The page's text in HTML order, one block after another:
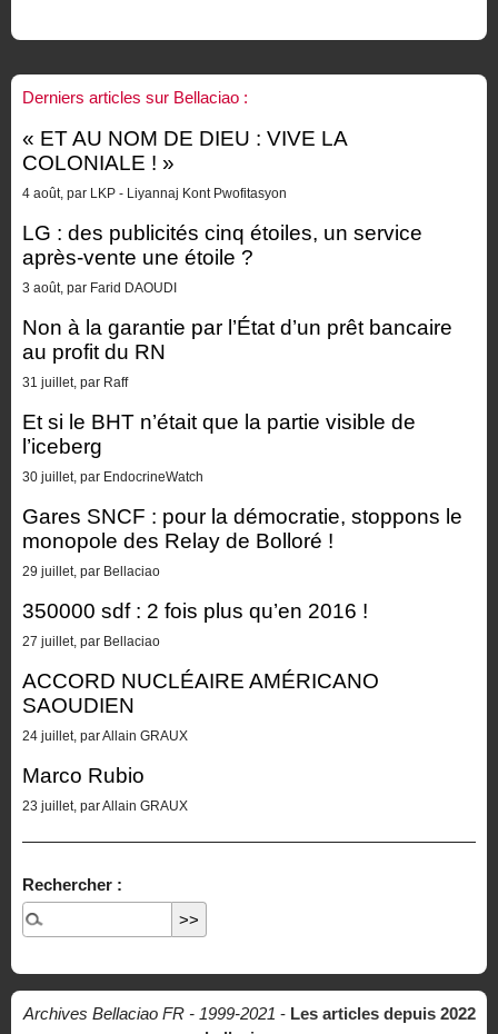
Derniers articles sur Bellaciao :
« ET AU NOM DE DIEU : VIVE LA
COLONIALE ! »
4 août, par LKP - Liyannaj Kont Pwofitasyon
LG : des publicités cinq étoiles, un service
après-vente une étoile ?
3 août, par Farid DAOUDI
Non à la garantie par l’État d’un prêt bancaire
au profit du RN
31 juillet, par Raff
Et si le BHT n’était que la partie visible de
l’iceberg
30 juillet, par EndocrineWatch
Gares SNCF : pour la démocratie, stoppons le
monopole des Relay de Bolloré !
29 juillet, par Bellaciao
350000 sdf : 2 fois plus qu’en 2016 !
27 juillet, par Bellaciao
ACCORD NUCLÉAIRE AMÉRICANO
SAOUDIEN
24 juillet, par Allain GRAUX
Marco Rubio
23 juillet, par Allain GRAUX
Rechercher :
Archives Bellaciao FR - 1999-2021 - Les articles depuis 2022